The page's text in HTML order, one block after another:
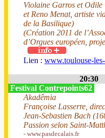
Violaine Garros et Odile
et Reno Menat, artiste
de la Basilique)
(Création 2011 de
d’Orgues européen,
Lien : www.toulouse-
20:30
Festival Contrepoints62
Akadêmia
Françoise Lasserre,
Jean-Sebastien Bach
Passion selon Saint-
- www.pasdecalais.fr